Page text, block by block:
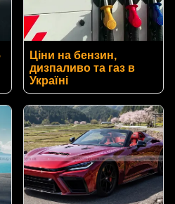
Ціни на бензин,
дизпаливо та газ в
Україні